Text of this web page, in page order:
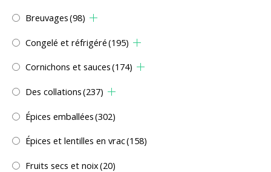
Breuvages(98)
Congelé et réfrigéré(195)
Cornichons et sauces(174)
Des collations(237)
Épices emballées(302)
Épices et lentilles en vrac(158)
Fruits secs et noix(20)